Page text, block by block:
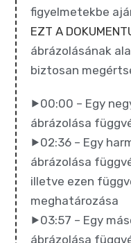
figyelmetekbe
EZT A
ábrázolásának
biztosan
⯈00:00 – Egy
ábrázolása
⯈02:36 – Egy
ábrázolása
illetve ezen
meghatározása
⯈03:57 – Egy
ábrázolása